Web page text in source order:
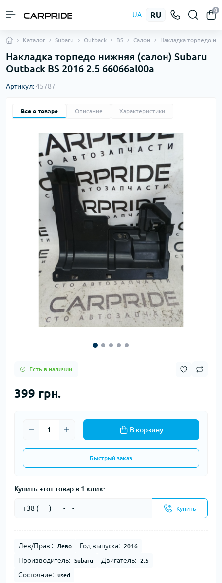
UA RU
0
Каталог Subaru Outback BS Салон Накладка торпедо
Накладка торпедо нижняя (салон) Subaru
Outback BS 2016 2.5 66066al00a
Артикул:45787
Все о товаре Описание Характеристики
Есть в наличии
399 грн.
В корзину
Быстрый заказ
Купить этот товар в 1 клик:
Купить
Лев/Прав : Лево Год выпуска: 2016
Производитель: Subaru Двигатель: 2.5
Состояние: used